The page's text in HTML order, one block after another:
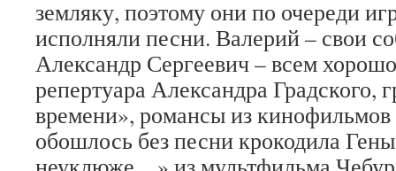
земляку, поэтому они по очереди
исполняли песни. Валерий – свои
Александр Сергеевич – всем
репертуара Александра
времени», романсы из
обошлось без песни крокодила